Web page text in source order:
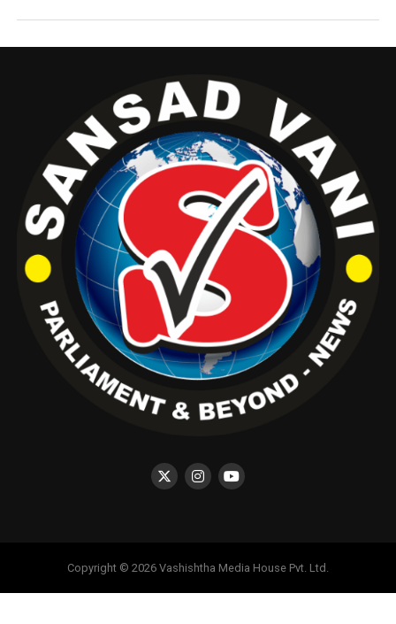
Copyright © 2026 Vashishtha Media House Pvt. Ltd.